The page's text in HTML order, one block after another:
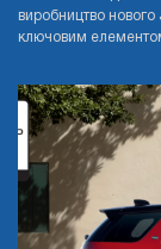
виробництво
ключовим елементом